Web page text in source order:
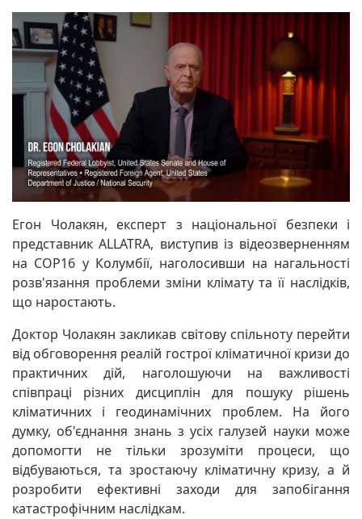
Егон Чолакян, експерт з національної безпеки і
представник ALLATRA, виступив із відеозверненням
на COP16 у Колумбії, наголосивши на нагальності
розв'язання проблеми зміни клімату та її наслідків,
що наростають.
Доктор Чолакян закликав світову спільноту перейти
від обговорення реалій гострої кліматичної кризи до
практичних дій, наголошуючи на важливості
співпраці різних дисциплін для пошуку рішень
кліматичних і геодинамічних проблем. На його
думку, об'єднання знань з усіх галузей науки може
допомогти не тільки зрозуміти процеси, що
відбуваються, та зростаючу кліматичну кризу, а й
розробити ефективні заходи для запобігання
катастрофічним наслідкам.